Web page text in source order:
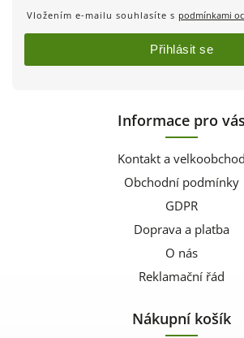
Informace pro vás
Kontakt a velkoobchod
Obchodní podmínky
GDPR
Doprava a platba
O nás
Reklamační řád
Nákupní košík
Vložením e-mailu souhlasíte s podmínkami
Přihlásit se